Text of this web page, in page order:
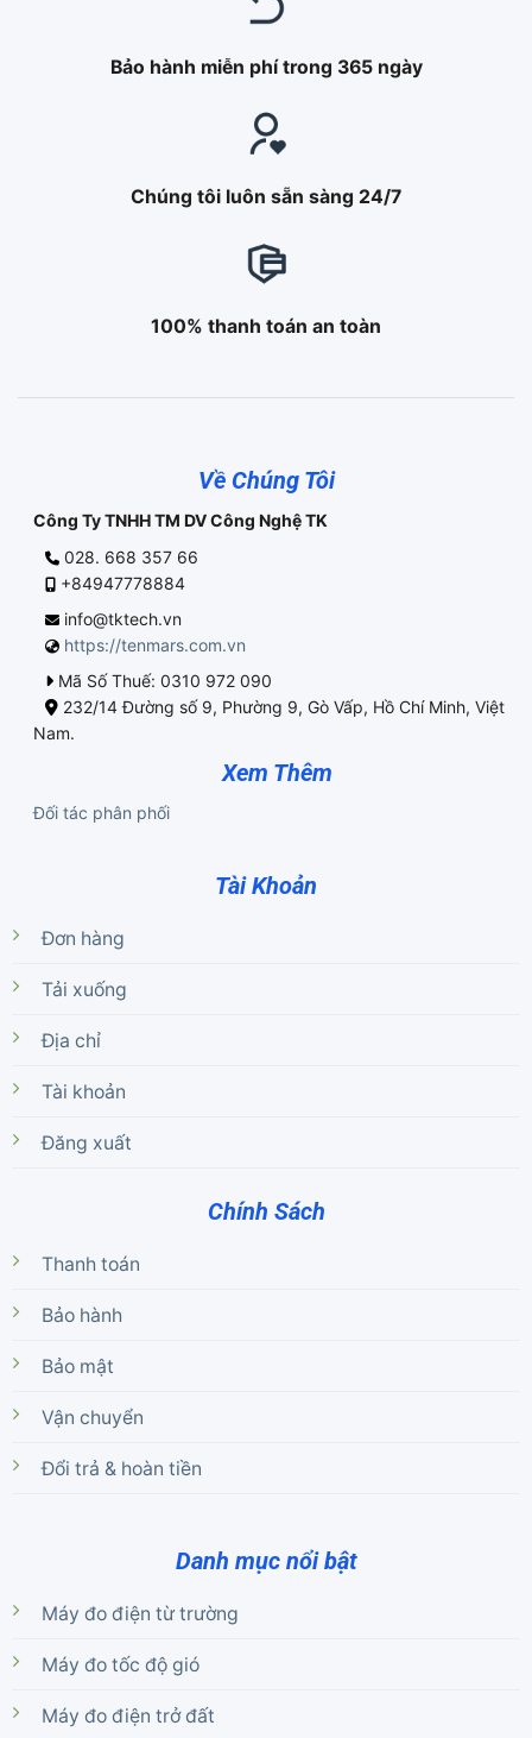
Bảo hành miễn phí trong 365 ngày
Chúng tôi luôn sẵn sàng 24/7
100% thanh toán an toàn
Về Chúng Tôi
Công Ty TNHH TM DV Công Nghệ TK
028. 668 357 66
+84947778884
info@tktech.vn
https://tenmars.com.vn
Mã Số Thuế: 0310 972 090
232/14 Đường số 9, Phường 9, Gò Vấp, Hồ Chí Minh, Việt
Nam.
Xem Thêm
Đối tác phân phối
Tài Khoản
Đơn hàng
Tải xuống
Địa chỉ
Tài khoản
Đăng xuất
Chính Sách
Thanh toán
Bảo hành
Bảo mật
Vận chuyển
Đổi trả & hoàn tiền
Danh mục nổi bật
Máy đo điện từ trường
Máy đo tốc độ gió
Máy đo điện trở đất